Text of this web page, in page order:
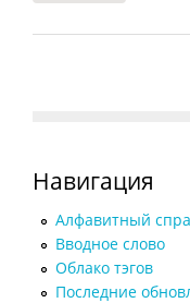
Навигация
Алфавитный
Вводное слово
Облако тэгов
Последние